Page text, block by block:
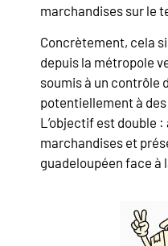
marchandises sur le
Concrètement, cela
depuis la métropole
soumis à un contrôle
potentiellement à
L’objectif est double
marchandises et
guadeloupéen face